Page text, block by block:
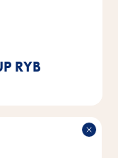
RYB
v našich